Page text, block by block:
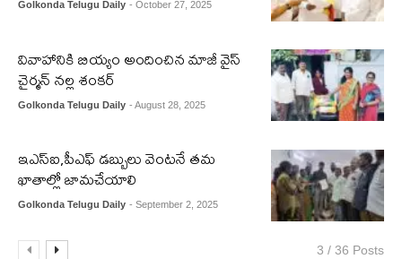
Golkonda Telugu Daily - October 27, 2025
వివాహానికి బియ్యం అందించిన మాజీ వైస్
చైర్మన్ నల్ల శంకర్
Golkonda Telugu Daily - August 28, 2025
ఇఎస్ఐ,పీఎఫ్ డబ్బులు వెంటనే తమ
ఖాతాల్లో జామచేయాలి
Golkonda Telugu Daily - September 2, 2025
3 / 36 Posts